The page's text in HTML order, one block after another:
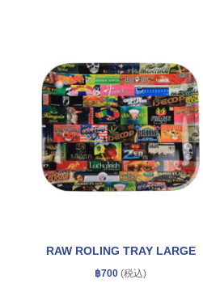
RAW ROLING TRAY LARGE
฿700